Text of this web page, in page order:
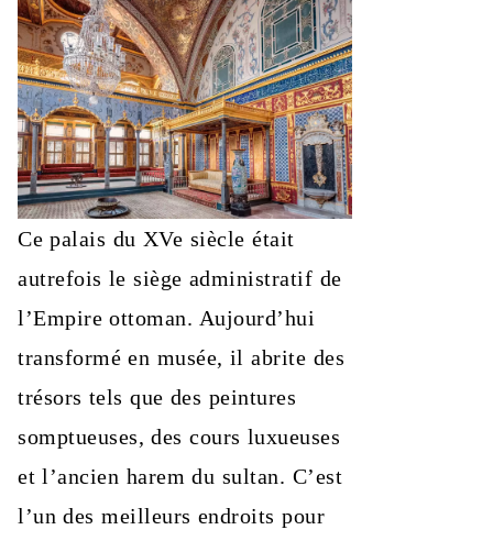
Ce palais du XVe siècle était
autrefois le siège administratif de
l’Empire ottoman. Aujourd’hui
transformé en musée, il abrite des
trésors tels que des peintures
somptueuses, des cours luxueuses
et l’ancien harem du sultan. C’est
l’un des meilleurs endroits pour